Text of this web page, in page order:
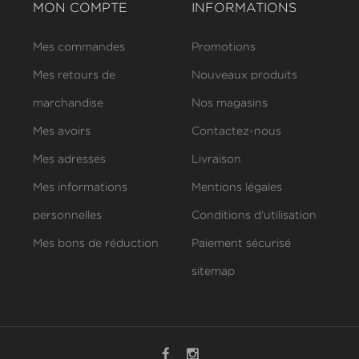
MON COMPTE
Mes commandes
Mes retours de
marchandise
Mes avoirs
Mes adresses
Mes informations
personnelles
Mes bons de réduction
INFORMATIONS
Promotions
Nouveaux produits
Nos magasins
Contactez-nous
Livraison
Mentions légales
Conditions d'utilisation
Paiement sécurisé
sitemap